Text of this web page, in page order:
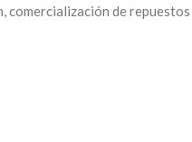
comercialización de repuestos